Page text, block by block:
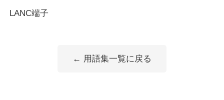
LANC端子
← 用語集一覧に戻る